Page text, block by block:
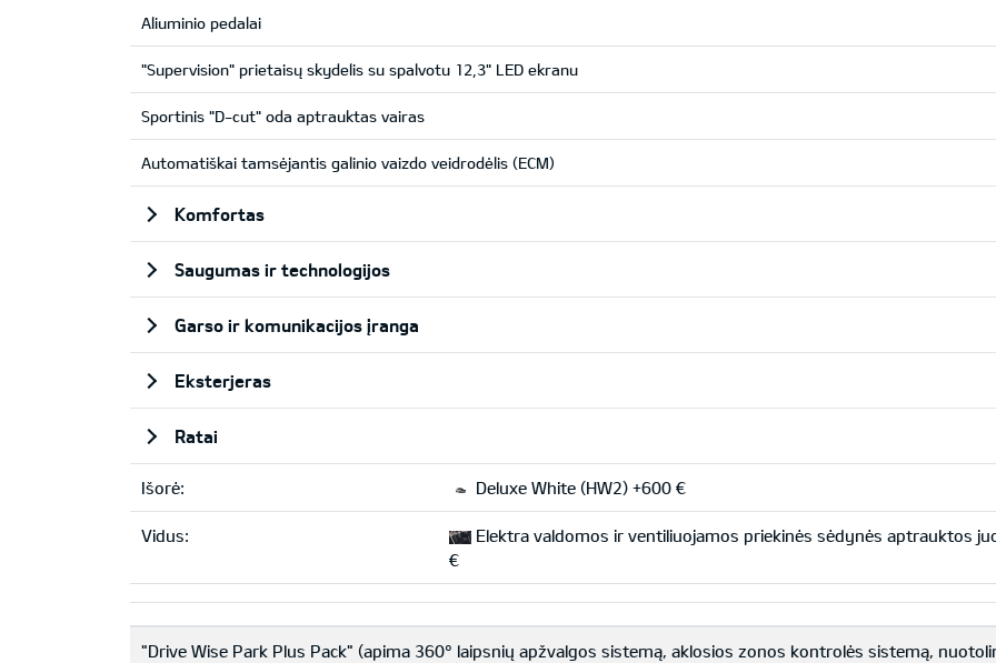
Aliuminio pedalai
"Supervision" prietaisų skydelis su spalvotu 12,3" LED ekranu
Sportinis "D-cut" oda aptrauktas vairas
Automatiškai tamsėjantis galinio vaizdo veidrodėlis (ECM)
Komfortas
Saugumas ir technologijos
Garso ir komunikacijos įranga
Eksterjeras
Ratai
Išorė: Deluxe White (HW2) +600 €
Vidus:
Elektra valdomos ir ventiliuojamos priekinės sėdynės aptrauktos
€
"Drive Wise Park Plus Pack" (apima 360° laipsnių apžvalgos sistemą, aklosios zonos kontrolės sistemą,